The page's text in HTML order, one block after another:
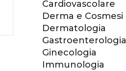
Cardiovascolare
Derma e Cosmesi
Dermatologia
Gastroenterologia
Ginecologia
Immunologia